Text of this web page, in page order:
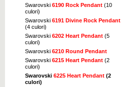
Swarovski 6190 Rock Pendant (10
culori)
Swarovski 6191 Divine Rock Pendant
(4 culori)
Swarovski 6202 Heart Pendant (5
culori)
Swarovski 6210 Round Pendant
Swarovski 6215 Heart Pendant (2
culori)
Swarovski 6225 Heart Pendant (2
culori)